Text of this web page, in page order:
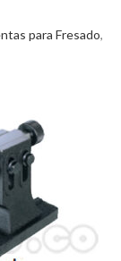
para Fresado,